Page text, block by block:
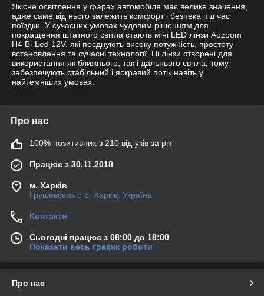
Якісне освітлення у фарах автомобіля має велике значення,
адже саме від нього залежить комфорт і безпека під час
поїздки. У сучасних умовах чудовим рішенням для
покращення штатного світла стають міні LED лінзи Aozoom
H4 Bi-Led 12V, які поєднують високу потужність, простоту
встановлення та сучасні технології. Ці лінзи створені для
використання як ближнього, так і дальнього світла, тому
забезпечують стабільний і яскравий потік навіть у
найтемніших умовах.
Про нас
100% позитивних з 210 відгуків за рік
Працює з 30.11.2018
м. Харків
Грушевського 5, Харків, Україна
Контакти
Сьогодні працює з 08:00 до 18:00
Показати весь графік роботи
Про нас